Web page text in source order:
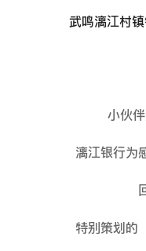
武鸣漓江村
小伙
漓江银行为
特别策划的